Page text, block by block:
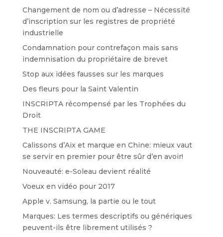
Changement de nom ou d’adresse – Nécessité
d’inscription sur les registres de propriété
industrielle
Condamnation pour contrefaçon mais sans
indemnisation du propriétaire de brevet
Stop aux idées fausses sur les marques
Des fleurs pour la Saint Valentin
INSCRIPTA récompensé par les Trophées du
Droit
THE INSCRIPTA GAME
Calissons d’Aix et marque en Chine: mieux vaut
se servir en premier pour être sûr d’en avoir!
Nouveauté: e-Soleau devient réalité
Voeux en vidéo pour 2017
Apple v. Samsung, la partie ou le tout
Marques: Les termes descriptifs ou génériques
peuvent-ils être librement utilisés ?